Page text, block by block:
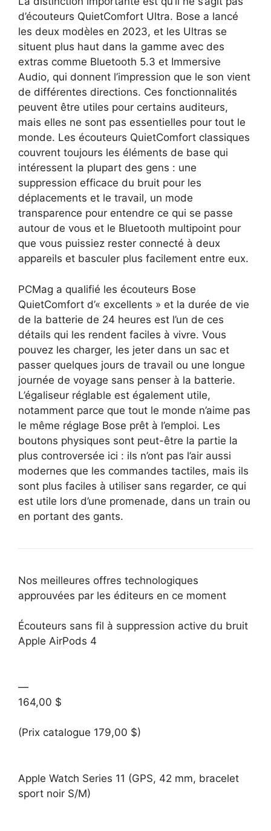
d’écouteurs QuietComfort Ultra. Bose a lancé
les deux modèles en 2023, et les Ultras se
situent plus haut dans la gamme avec des
extras comme Bluetooth 5.3 et Immersive
Audio, qui donnent l’impression que le son vient
de différentes directions. Ces fonctionnalités
peuvent être utiles pour certains auditeurs,
mais elles ne sont pas essentielles pour tout le
monde. Les écouteurs QuietComfort classiques
couvrent toujours les éléments de base qui
intéressent la plupart des gens : une
suppression efficace du bruit pour les
déplacements et le travail, un mode
transparence pour entendre ce qui se passe
autour de vous et le Bluetooth multipoint pour
que vous puissiez rester connecté à deux
appareils et basculer plus facilement entre eux.
PCMag a qualifié les écouteurs Bose
QuietComfort d’« excellents » et la durée de vie
de la batterie de 24 heures est l’un de ces
détails qui les rendent faciles à vivre. Vous
pouvez les charger, les jeter dans un sac et
passer quelques jours de travail ou une longue
journée de voyage sans penser à la batterie.
L’égaliseur réglable est également utile,
notamment parce que tout le monde n’aime pas
le même réglage Bose prêt à l’emploi. Les
boutons physiques sont peut-être la partie la
plus controversée ici : ils n’ont pas l’air aussi
modernes que les commandes tactiles, mais ils
sont plus faciles à utiliser sans regarder, ce qui
est utile lors d’une promenade, dans un train ou
en portant des gants.
Nos meilleures offres technologiques
approuvées par les éditeurs en ce moment
Écouteurs sans fil à suppression active du bruit
Apple AirPods 4
—
164,00 $
(Prix catalogue 179,00 $)
Apple Watch Series 11 (GPS, 42 mm, bracelet
sport noir S/M)